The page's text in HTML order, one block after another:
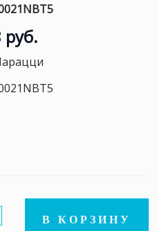
руб.
В КОРЗИНУ